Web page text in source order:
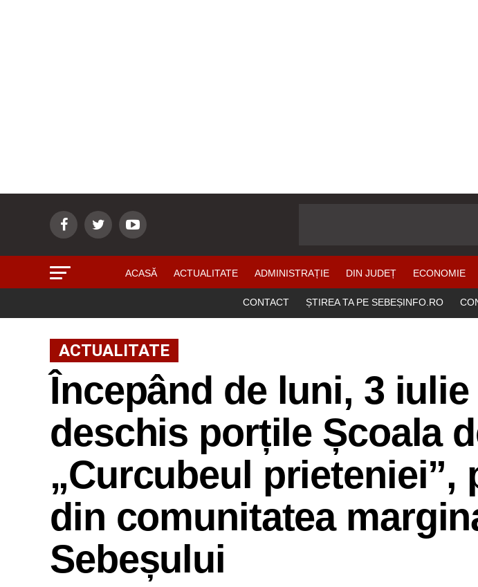
ACASĂ ACTUALITATE ADMINISTRAȚIE DIN JUDEȚ ECONOMIE
CONTACT ȘTIREA TA PE SEBEȘINFO.RO
ACTUALITATE
Începând de luni, 3 iulie
deschis porțile Școala
„Curcubeul prieteniei”,
din comunitatea
Sebeșului